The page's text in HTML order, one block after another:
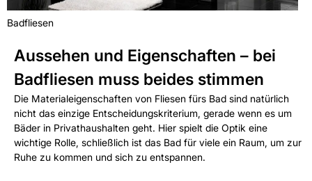
Badfliesen
Aussehen und Eigenschaften – bei
Badfliesen muss beides stimmen
Die Materialeigenschaften von Fliesen fürs Bad sind natürlich
nicht das einzige Entscheidungskriterium, gerade wenn es um
Bäder in Privathaushalten geht. Hier spielt die Optik eine
wichtige Rolle, schließlich ist das Bad für viele ein Raum, um zur
Ruhe zu kommen und sich zu entspannen.